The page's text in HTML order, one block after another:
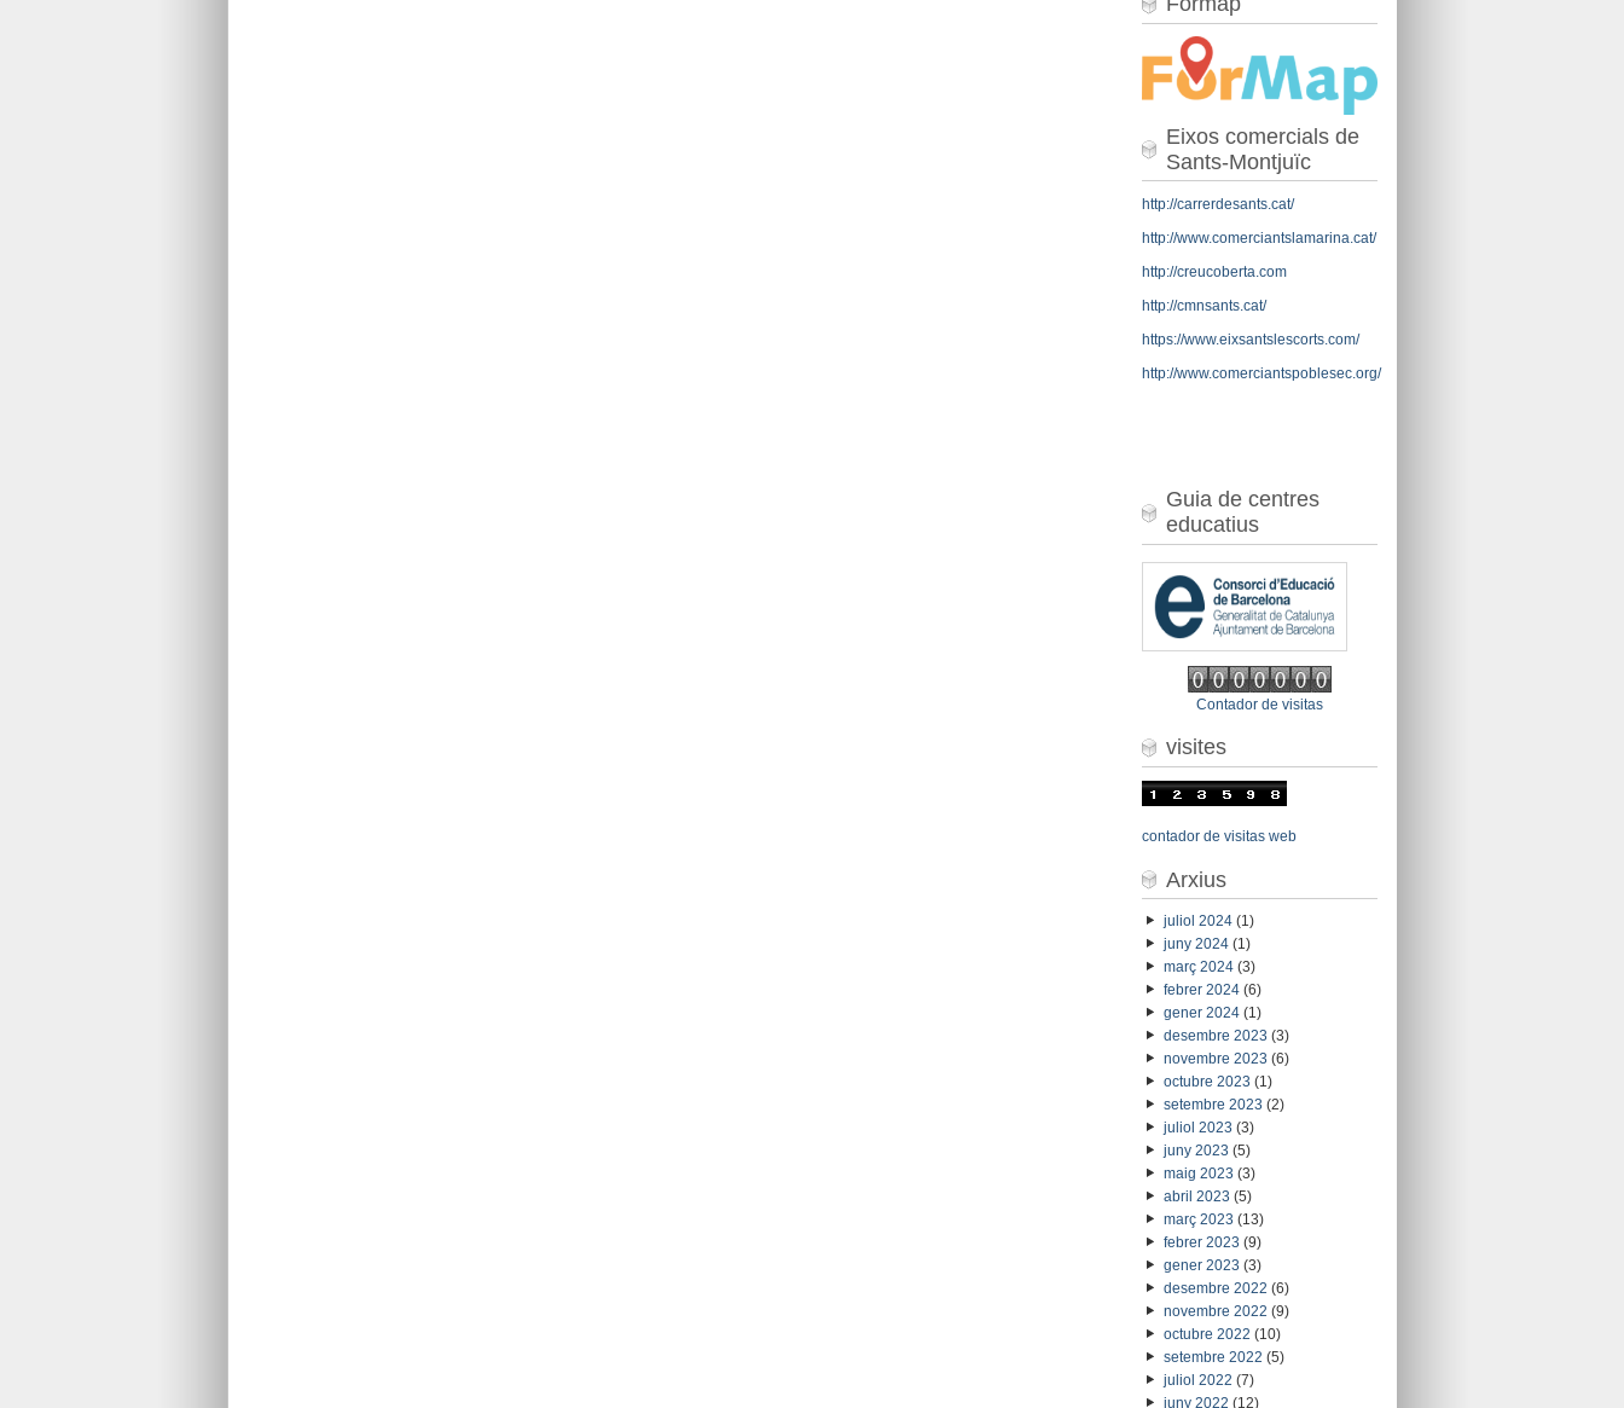
Eixos comercials de
Sants-Montjuïc
http://carrerdesants.cat/
http://www.comerciantslamarina.cat/
http://creucoberta.com
http://cmnsants.cat/
https://www.eixsantslescorts.com/
http://www.comerciantspoblesec.org/
Guia de centres
educatius
Contador de visitas
visites
contador de visitas web
Arxius
juliol 2024(1)
juny 2024(1)
març 2024(3)
febrer 2024(6)
gener 2024(1)
desembre 2023 (3)
novembre 2023 (6)
octubre 2023 (1)
setembre 2023 (2)
juliol 2023 (3)
juny 2023 (5)
maig 2023 (3)
abril 2023 (5)
març 2023 (13)
febrer 2023 (9)
gener 2023 (3)
desembre 2022 (6)
novembre 2022 (9)
octubre 2022 (10)
setembre 2022 (5)
juliol 2022 (7)
juny 2022 (12)